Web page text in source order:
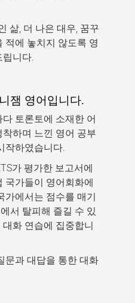
삶, 더 나은 대우, 꿈꾸
적에 놓치지 않도록 영
립니다.
잼 영어입니다.
토론토에 소재한 어
하며 느낀 영어 공부
작하였습니다.
가 평가한 보고서에
국가들이 영어회화에
가에서는 점수를 매기
서 탈피해 즐길 수 있
화 연습에 집중합니
문과 대답을 통한 대화